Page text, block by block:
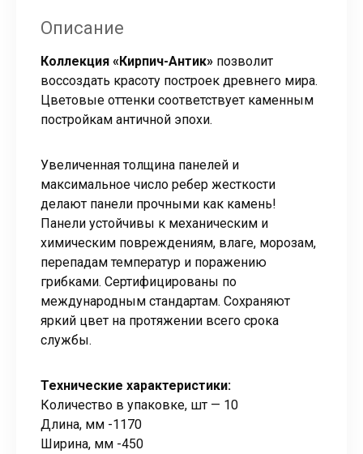
Описание
Коллекция «Кирпич-Антик» позволит
воссоздать красоту построек древнего мира.
Цветовые оттенки соответствует каменным
постройкам античной эпохи.
Увеличенная толщина панелей и
максимальное число ребер жесткости
делают панели прочными как камень!
Панели устойчивы к механическим и
химическим повреждениям, влаге, морозам,
перепадам температур и поражению
грибками. Сертифицированы по
международным стандартам. Сохраняют
яркий цвет на протяжении всего срока
службы.
Технические характеристики:
Количество в упаковке, шт — 10
Длина, мм -1170
Ширина, мм -450